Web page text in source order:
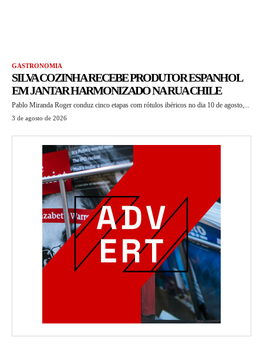
GASTRONOMIA
SILVA COZINHA RECEBE PRODUTOR ESPANHOL
EM JANTAR HARMONIZADO NA RUA CHILE
Pablo Miranda Roger conduz cinco etapas com rótulos ibéricos no dia 10 de agosto,...
3 de agosto de 2026